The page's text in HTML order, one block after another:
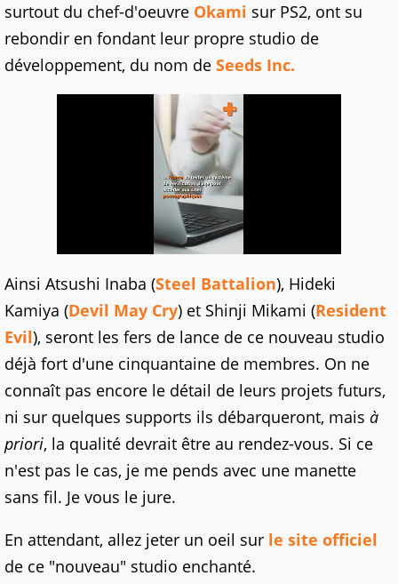
surtout du chef-d'oeuvre Okami sur PS2, ont su
rebondir en fondant leur propre studio de
développement, du nom de Seeds Inc.
Ainsi Atsushi Inaba (Steel Battalion), Hideki
Kamiya (Devil May Cry) et Shinji Mikami (Resident
Evil), seront les fers de lance de ce nouveau studio
déjà fort d'une cinquantaine de membres. On ne
connaît pas encore le détail de leurs projets futurs,
ni sur quelques supports ils débarqueront, mais à
priori, la qualité devrait être au rendez-vous. Si ce
n'est pas le cas, je me pends avec une manette
sans fil. Je vous le jure.
En attendant, allez jeter un oeil sur le site officiel
de ce "nouveau" studio enchanté.